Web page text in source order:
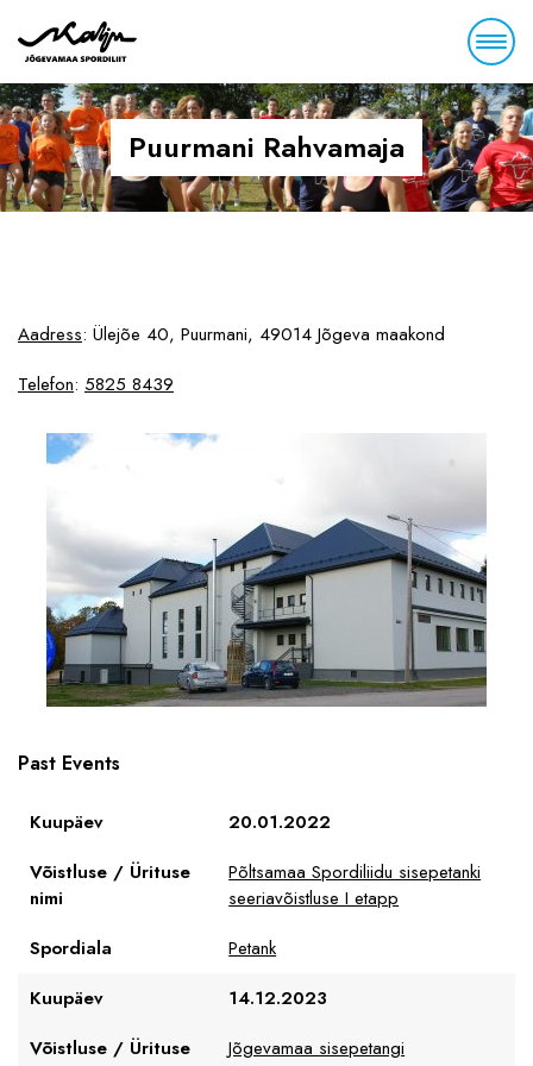
Puurmani Rahvamaja
Aadress: Ülejõe 40, Puurmani, 49014 Jõgeva maakond
Telefon: 5825 8439
Past Events
Kuupäev
20.01.2022
Võistluse / Ürituse
nimi
Põltsamaa Spordiliidu sisepetanki
seeriavõistluse I etapp
Spordiala
Petank
Kuupäev
14.12.2023
Võistluse / Ürituse
Jõgevamaa sisepetangi